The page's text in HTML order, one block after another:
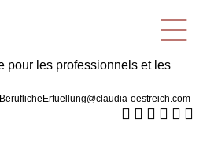
fr
BeruflicheErfuellung@claudia-oestreich.com